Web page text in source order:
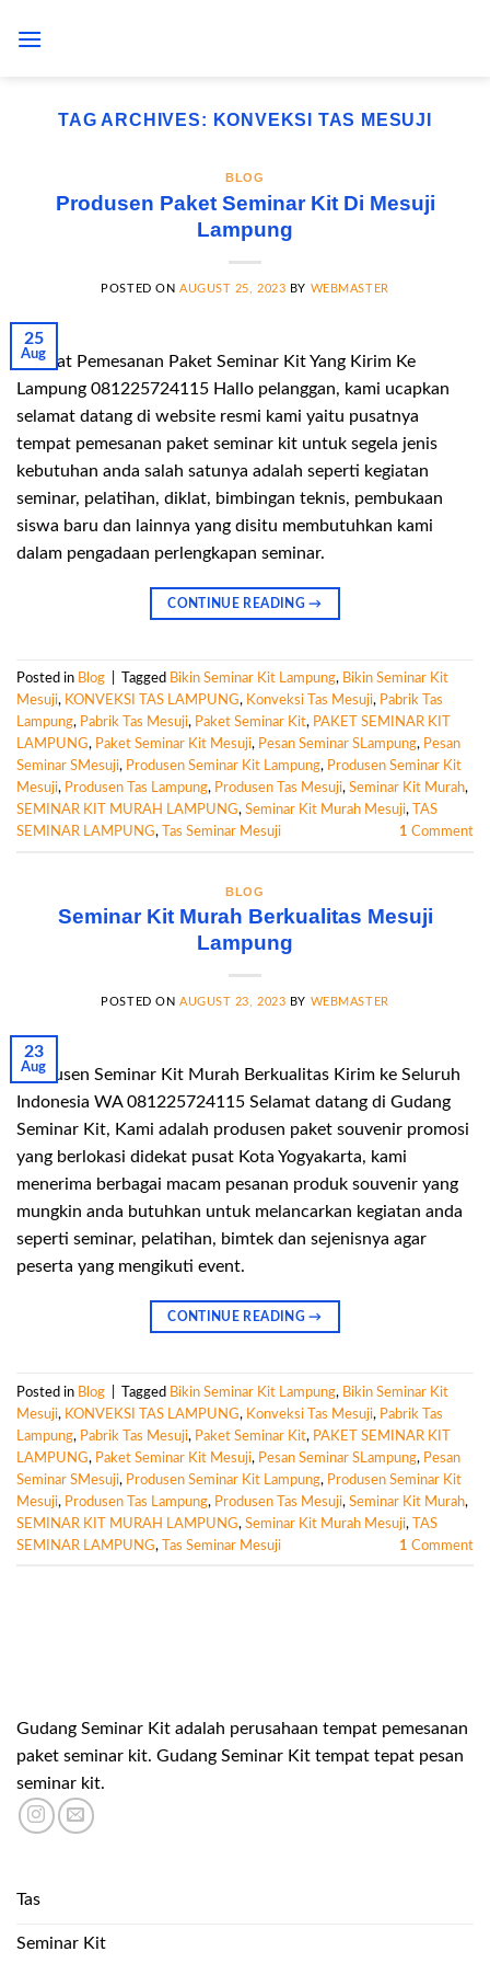
TAG ARCHIVES: KONVEKSI TAS MESUJI
BLOG
Produsen Paket Seminar Kit Di Mesuji
Lampung
POSTED ON AUGUST 25, 2023 BY WEBMASTER
25
Aug
Tempat Pemesanan Paket Seminar Kit Yang Kirim Ke
Lampung 081225724115 Hallo pelanggan, kami ucapkan
selamat datang di website resmi kami yaitu pusatnya
tempat pemesanan paket seminar kit untuk segela jenis
kebutuhan anda salah satunya adalah seperti kegiatan
seminar, pelatihan, diklat, bimbingan teknis, pembukaan
siswa baru dan lainnya yang disitu membutuhkan kami
dalam pengadaan perlengkapan seminar.
CONTINUE READING→
Posted in Blog Tagged Bikin Seminar Kit Lampung, Bikin Seminar Kit
Mesuji, KONVEKSI TAS LAMPUNG, Konveksi Tas Mesuji, Pabrik Tas
Lampung, Pabrik Tas Mesuji, Paket Seminar Kit, PAKET SEMINAR KIT
LAMPUNG, Paket Seminar Kit Mesuji, Pesan Seminar SLampung, Pesan
Seminar SMesuji, Produsen Seminar Kit Lampung, Produsen Seminar Kit
Mesuji, Produsen Tas Lampung, Produsen Tas Mesuji, Seminar Kit Murah,
SEMINAR KIT MURAH LAMPUNG, Seminar Kit Murah Mesuji,
TAS
SEMINAR LAMPUNG, Tas Seminar Mesuji 1 Comment
BLOG
Seminar Kit Murah Berkualitas Mesuji
Lampung
POSTED ON AUGUST 23, 2023 BY WEBMASTER
23
Aug
Produsen Seminar Kit Murah Berkualitas Kirim ke Seluruh
Indonesia WA 081225724115 Selamat datang di Gudang
Seminar Kit, Kami adalah produsen paket souvenir promosi
yang berlokasi didekat pusat Kota Yogyakarta, kami
menerima berbagai macam pesanan produk souvenir yang
mungkin anda butuhkan untuk melancarkan kegiatan anda
seperti seminar, pelatihan, bimtek dan sejenisnya agar
peserta yang mengikuti event.
CONTINUE READING→
Posted in Blog Tagged Bikin Seminar Kit Lampung, Bikin Seminar Kit
Mesuji, KONVEKSI TAS LAMPUNG, Konveksi Tas Mesuji, Pabrik Tas
Lampung, Pabrik Tas Mesuji, Paket Seminar Kit, PAKET SEMINAR KIT
LAMPUNG, Paket Seminar Kit Mesuji, Pesan Seminar SLampung, Pesan
Seminar SMesuji, Produsen Seminar Kit Lampung, Produsen Seminar Kit
Mesuji, Produsen Tas Lampung, Produsen Tas Mesuji, Seminar Kit Murah,
SEMINAR KIT MURAH LAMPUNG, Seminar Kit Murah Mesuji,
TAS
SEMINAR LAMPUNG, Tas Seminar Mesuji 1 Comment
Gudang Seminar Kit adalah perusahaan tempat pemesanan
paket seminar kit. Gudang Seminar Kit tempat tepat pesan
seminar kit.
Tas
Seminar Kit